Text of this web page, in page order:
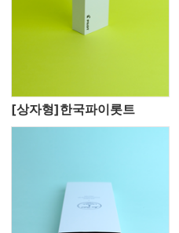
[상자형]한국파이롯트